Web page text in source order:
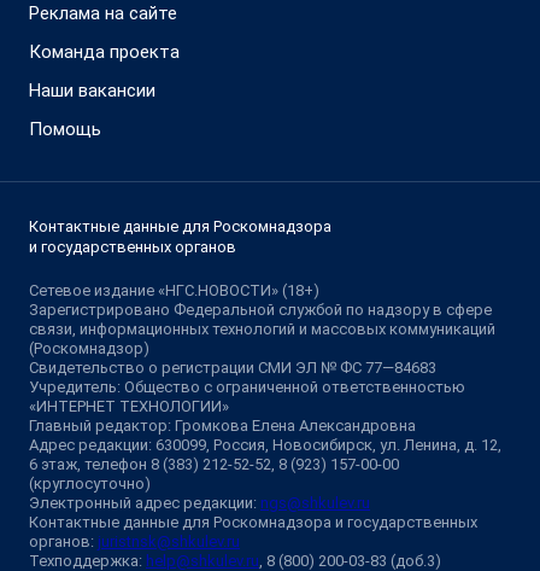
Реклама на сайте
Команда проекта
Наши вакансии
Помощь
Контактные данные для Роскомнадзора
и государственных органов
Сетевое издание «НГС.НОВОСТИ» (18+)
Зарегистрировано Федеральной службой по надзору в сфере
связи, информационных технологий и массовых коммуникаций
(Роскомнадзор)
Свидетельство о регистрации СМИ ЭЛ № ФС 77—84683
Учредитель: Общество с ограниченной ответственностью
«ИНТЕРНЕТ ТЕХНОЛОГИИ»
Главный редактор: Громкова Елена Александровна
Адрес редакции: 630099, Россия, Новосибирск, ул. Ленина, д. 12,
6 этаж, телефон 8 (383) 212-52-52, 8 (923) 157-00-00
(круглосуточно)
Электронный адрес редакции: ngs@shkulev.ru
Контактные данные для Роскомнадзора и государственных
органов: juristnsk@shkulev.ru
Техподдержка: help@shkulev.ru , 8 (800) 200-03-83 (доб.3)